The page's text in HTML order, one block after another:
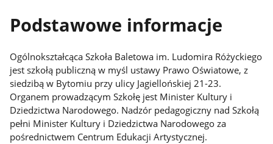
Podstawowe informacje
Ogólnokształcąca Szkoła Baletowa im. Ludomira Różyckiego
jest szkołą publiczną w myśl ustawy Prawo Oświatowe, z
siedzibą w Bytomiu przy ulicy Jagiellońskiej 21-23.
Organem prowadzącym Szkołę jest Minister Kultury i
Dziedzictwa Narodowego. Nadzór pedagogiczny nad Szkołą
pełni Minister Kultury i Dziedzictwa Narodowego za
pośrednictwem Centrum Edukacji Artystycznej.